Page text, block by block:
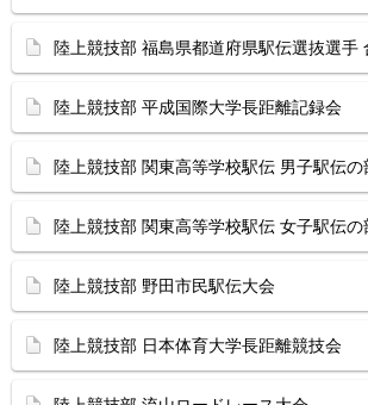
陸上競技部 福島県都道府県駅伝選抜選手
陸上競技部 平成国際大学長距離記録会
陸上競技部 関東高等学校駅伝 男子駅伝の
陸上競技部 関東高等学校駅伝 女子駅伝の
陸上競技部 野田市民駅伝大会
陸上競技部 日本体育大学長距離競技会